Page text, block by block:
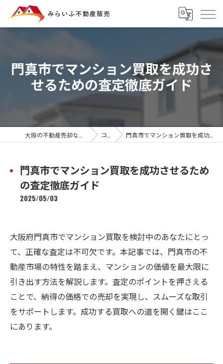
門真市でマンション買取を成功さ
せるための査定徹底ガイド
コラム 門真市でマンション買取を成功させるための査定徹底ガイド
門真市でマンション買取を成功させるため
の査定徹底ガイド
2025/05/03
大阪府門真市でマンション買取を検討中のあなたにとっ
て、正確な査定は不可欠です。本記事では、門真市の不
動産市場の特性を踏まえ、マンションの価値を最大限に
引き出す方法を解説します。査定のポイントを押さえる
ことで、納得の価格での売却を実現し、スムーズな取引
をサポートします。成功する買取への道を開く鍵はここ
にあります。